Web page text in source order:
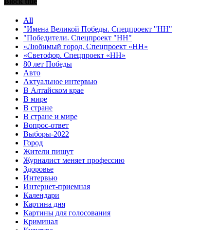
All
"Имена Великой Победы. Спецпроект "НН"
"Победители. Спецпроект "НН"
«Любимый город. Спецпроект «НН»
«Светофор. Спецпроект «НН»
80 лет Победы
Авто
Актуальное интервью
В Алтайском крае
В мире
В стране
В стране и мире
Вопрос-ответ
Выборы-2022
Город
Жители пишут
Журналист меняет профессию
Здоровье
Интервью
Интернет-приемная
Календари
Картина дня
Картины для голосования
Криминал